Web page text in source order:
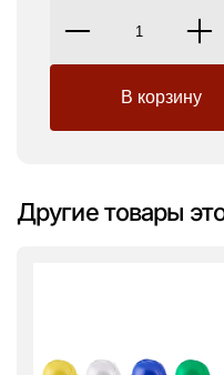
Другие товары